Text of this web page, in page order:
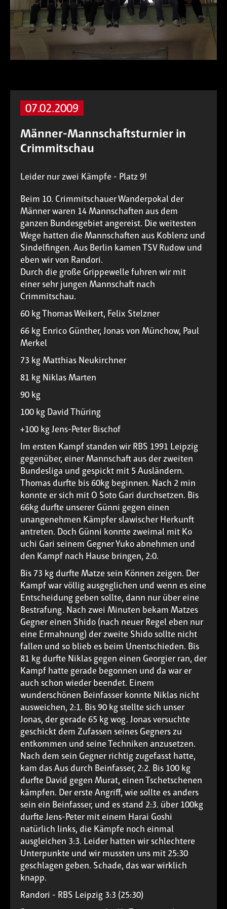
07.02.2009
Männer-Mannschaftsturnier in
Crimmitschau
Leider nur zwei Kämpfe - Platz 9!
Beim 10. Crimmitschauer Wanderpokal der
Männer waren 14 Mannschaften aus dem
ganzen Bundesgebiet angereist. Die weitesten
Wege hatten die Mannschaften aus Koblenz und
Sindelfingen. Aus Berlin kamen TSV Rudow und
eben wir von Randori.
Durch die große Grippewelle fuhren wir mit
einer sehr jungen Mannschaft nach
Crimmitschau.
60 kg Thomas Weikert, Felix Stelzner
66 kg Enrico Günther, Jonas von Münchow, Paul
Merkel
73 kg Matthias Neukirchner
81 kg Niklas Marten
90 kg 
100 kg David Thüring
+100 kg Jens-Peter Bischof
Im ersten Kampf standen wir RBS 1991 Leipzig
gegenüber, einer Mannschaft aus der zweiten
Bundesliga und gespickt mit 5 Ausländern.
Thomas durfte bis 60kg beginnen. Nach 2 min
konnte er sich mit O Soto Gari durchsetzen. Bis
66kg durfte unserer Günni gegen einen
unangenehmen Kämpfer slawischer Herkunft
antreten. Doch Günni konnte zweimal mit Ko
uchi Gari seinem Gegner Yuko abnehmen und
den Kampf nach Hause bringen, 2:0.
Bis 73 kg durfte Matze sein Können zeigen. Der
Kampf war völlig ausgeglichen und wenn es eine
Entscheidung geben sollte, dann nur über eine
Bestrafung. Nach zwei Minuten bekam Matzes
Gegner einen Shido (nach neuer Regel eben nur
eine Ermahnung) der zweite Shido sollte nicht
fallen und so blieb es beim Unentschieden. Bis
81 kg durfte Niklas gegen einen Georgier ran, der
Kampf hatte gerade begonnen und da war er
auch schon wieder beendet. Einem
wunderschönen Beinfasser konnte Niklas nicht
ausweichen, 2:1. Bis 90 kg stellte sich unser
Jonas, der gerade 65 kg wog. Jonas versuchte
geschickt dem Zufassen seines Gegners zu
entkommen und seine Techniken anzusetzen.
Nach dem sein Gegner richtig zugefasst hatte,
kam das Aus durch Beinfasser, 2:2. Bis 100 kg
durfte David gegen Murat, einen Tschetschenen
kämpfen. Der erste Angriff, wie sollte es anders
sein ein Beinfasser, und es stand 2:3. über 100kg
durfte Jens-Peter mit einem Harai Goshi
natürlich links, die Kämpfe noch einmal
ausgleichen 3:3. Leider hatten wir schlechtere
Unterpunkte und wir mussten uns mit 25:30
geschlagen geben. Schade, das war wirklich
knapp.
Randori - RBS Leipzig 3:3 (25:30)